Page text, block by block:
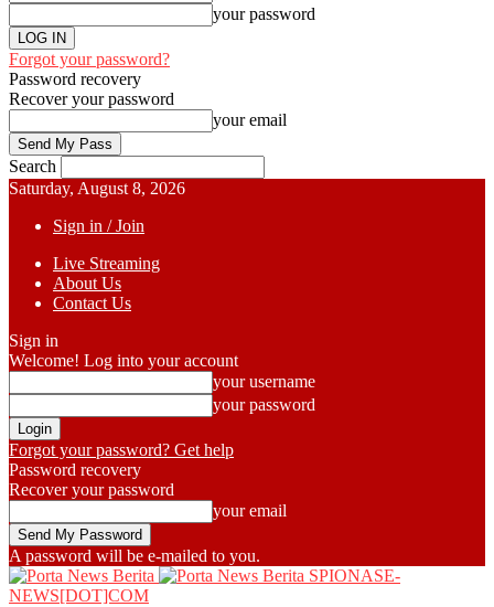
your password
Forgot your password?
Password recovery
Recover your password
your email
Search
Saturday, August 8, 2026
Sign in / Join
Live Streaming
About Us
Contact Us
Sign in
Welcome! Log into your account
your username
your password
Forgot your password? Get help
Password recovery
Recover your password
your email
A password will be e-mailed to you.
SPIONASE-
NEWS[DOT]COM